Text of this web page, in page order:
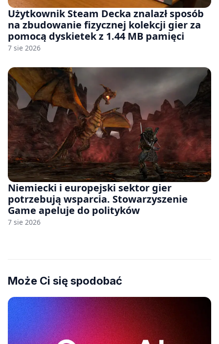
Użytkownik Steam Decka znalazł sposób
na zbudowanie fizycznej kolekcji gier za
pomocą dyskietek z 1.44 MB pamięci
7 sie 2026
Niemiecki i europejski sektor gier
potrzebują wsparcia. Stowarzyszenie
Game apeluje do polityków
7 sie 2026
Może Ci się spodobać